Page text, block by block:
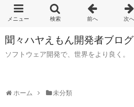
聞々ハヤえもん開発者ブログ
ソフトウェア開発で、世界をより良く。
ホーム 未分類